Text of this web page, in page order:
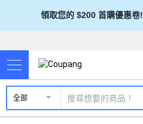
領取您的 $200 首購優惠卷!
全部